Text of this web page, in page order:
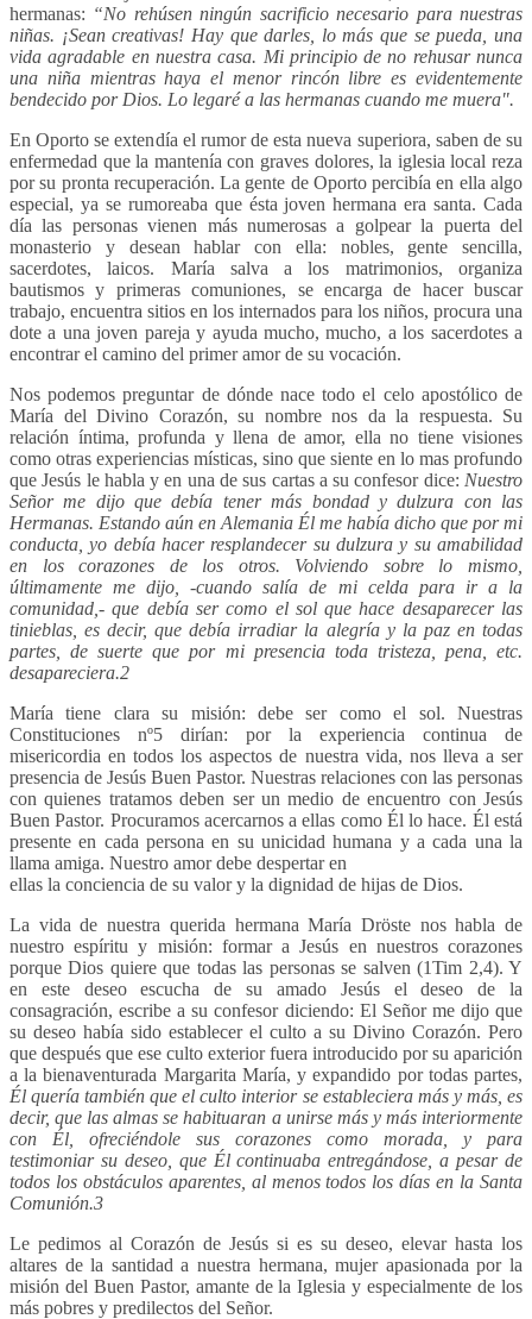
hermanas: “No rehúsen ningún sacrificio necesario para nuestras
niñas. ¡Sean creativas! Hay que darles, lo más que se pueda, una
vida agradable en nuestra casa. Mi principio de no rehusar nunca
una niña mientras haya el menor rincón libre es evidentemente
bendecido por Dios. Lo legaré a las hermanas cuando me muera".
En Oporto se extendía el rumor de esta nueva superiora, saben de su
enfermedad que la mantenía con graves dolores, la iglesia local reza
por su pronta recuperación. La gente de Oporto percibía en ella algo
especial, ya se rumoreaba que ésta joven hermana era santa. Cada
día las personas vienen más numerosas a golpear la puerta del
monasterio y desean hablar con ella: nobles, gente sencilla,
sacerdotes, laicos. María salva a los matrimonios, organiza
bautismos y primeras comuniones, se encarga de hacer buscar
trabajo, encuentra sitios en los internados para los niños, procura una
dote a una joven pareja y ayuda mucho, mucho, a los sacerdotes a
encontrar el camino del primer amor de su vocación.
Nos podemos preguntar de dónde nace todo el celo apostólico de
María del Divino Corazón, su nombre nos da la respuesta. Su
relación íntima, profunda y llena de amor, ella no tiene visiones
como otras experiencias místicas, sino que siente en lo mas profundo
que Jesús le habla y en una de sus cartas a su confesor dice: Nuestro
Señor me dijo que debía tener más bondad y dulzura con las
Hermanas. Estando aún en Alemania Él me había dicho que por mi
conducta, yo debía hacer resplandecer su dulzura y su amabilidad
en los corazones de los otros. Volviendo sobre lo mismo,
últimamente me dijo, -cuando salía de mi celda para ir a la
comunidad,- que debía ser como el sol que hace desaparecer las
tinieblas, es decir, que debía irradiar la alegría y la paz en todas
partes, de suerte que por mi presencia toda tristeza, pena, etc.
desapareciera.2
María tiene clara su misión: debe ser como el sol. Nuestras
Constituciones nº5 dirían: por la experiencia continua de
misericordia en todos los aspectos de nuestra vida, nos lleva a ser
presencia de Jesús Buen Pastor. Nuestras relaciones con las personas
con quienes tratamos deben ser un medio de encuentro con Jesús
Buen Pastor. Procuramos acercarnos a ellas como Él lo hace. Él está
presente en cada persona en su unicidad humana y a cada una la
llama amiga. Nuestro amor debe despertar en
ellas la conciencia de su valor y la dignidad de hijas de Dios.
La vida de nuestra querida hermana María Dröste nos habla de
nuestro espíritu y misión: formar a Jesús en nuestros corazones
porque Dios quiere que todas las personas se salven (1Tim 2,4). Y
en este deseo escucha de su amado Jesús el deseo de la
consagración, escribe a su confesor diciendo: El Señor me dijo que
su deseo había sido establecer el culto a su Divino Corazón. Pero
que después que ese culto exterior fuera introducido por su aparición
a la bienaventurada Margarita María, y expandido por todas partes,
Él quería también que el culto interior se estableciera más y más, es
decir, que las almas se habituaran a unirse más y más interiormente
con Él, ofreciéndole sus corazones como morada, y para
testimoniar su deseo, que Él continuaba entregándose, a pesar de
todos los obstáculos aparentes, al menos todos los días en la Santa
Comunión.3
Le pedimos al Corazón de Jesús si es su deseo, elevar hasta los
altares de la santidad a nuestra hermana, mujer apasionada por la
misión del Buen Pastor, amante de la Iglesia y especialmente de los
más pobres y predilectos del Señor.